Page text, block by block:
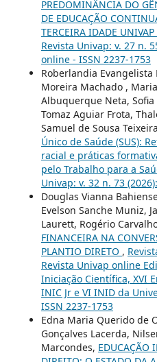
PREDOMINÂNCIA DO
DE EDUCAÇÃO
TERCEIRA IDADE
Revista Univap: v. 27 n.
online - ISSN 2237-1753
Roberlandia Evangelista
Moreira Machado ,
Albuquerque Neta,
Tomaz Aguiar Frota,
Samuel de Sousa
Único de Saúde (SUS):
racial e práticas
pelo Trabalho para a
Univap: v. 32 n. 73
Douglas Vianna
Evelson Sanche Muniz,
Laurett, Rogério
FINANCEIRA NA
PLANTIO DIRETO ,
Revista Univap online
Iniciação Científica, XVI
INIC Jr e VI INID da
ISSN 2237-1753
Edna Maria Querido de
Gonçalves Lacerda,
Marcondes, EDUCAÇÃO